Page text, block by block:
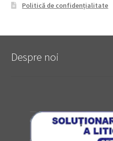
Politică de confidențialitate
Despre noi